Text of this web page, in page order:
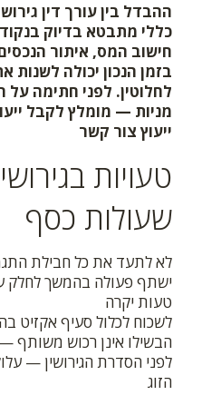
ההבדל בין עורך דין
כללי מתבטא בדיוק
חישוב המס, איתור
בזמן הנכון יכולה
לחלוטין. לפני חתימה על
מניות — מומלץ לקבל
ייעוץ צור קשר
טעויות
שעולות כסף
ישתף פעולה בהמשך לחלק
טעות יקרה
לשכוח לכלול סעיף אקזיט
הבשילו אינן רכוש משותף —
לפני הסדרת הגירושין —
הזוג